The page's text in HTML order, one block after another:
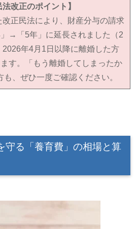
改正のポイント】
正民法により、財産分与の請求
→「5年」に延長されました（2
年4月1日以降に離婚した方
す。「もう離婚してしまったか
、ぜひ一度ご確認ください。
守る「養育費」の相場と算